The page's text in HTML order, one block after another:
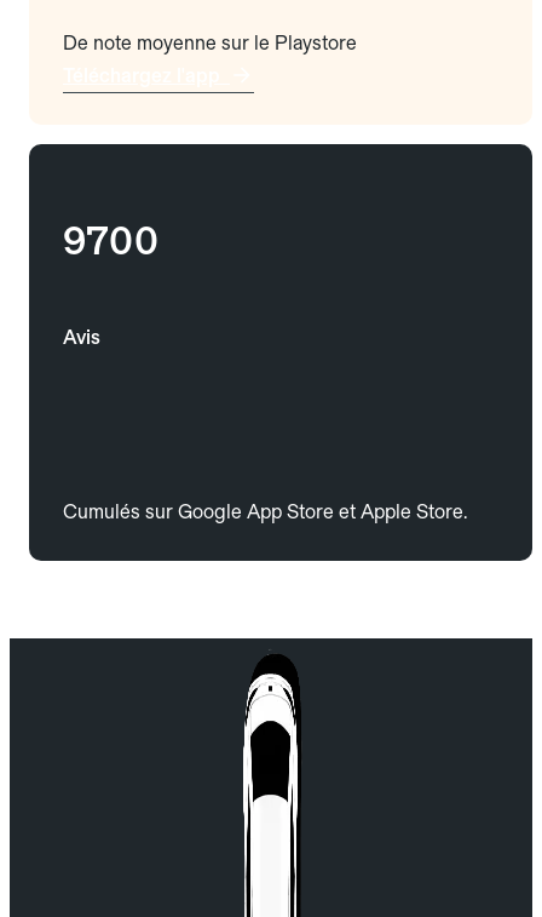
De note moyenne sur le Playstore
9700
Avis
Cumulés sur Google App Store et Apple Store.